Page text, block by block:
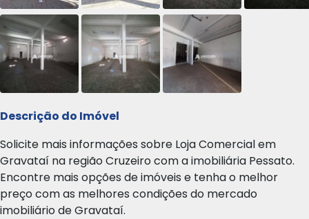
Descrição do Imóvel
Solicite mais informações sobre Loja Comercial em
Gravataí na região Cruzeiro com a imobiliária Pessato.
Encontre mais opções de imóveis e tenha o melhor
preço com as melhores condições do mercado
imobiliário de Gravataí.